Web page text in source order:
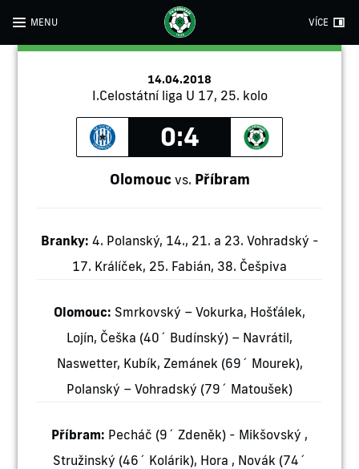
MENU VÍCE
14.04.2018
I.Celostátní liga U 17, 25. kolo
0:4
Olomoucvs. Příbram
Branky: 4. Polanský, 14., 21. a 23. Vohradský -
17. Králíček, 25. Fabián, 38. Češpiva
Olomouc: Smrkovský – Vokurka, Hošťálek,
Lojín, Češka (40´ Budínský) – Navrátil,
Naswetter, Kubík, Zemánek (69´ Mourek),
Polanský – Vohradský (79´ Matoušek)
Příbram: Pecháč (9´ Zdeněk) - Mikšovský ,
Stružinský (46´ Kolárik), Hora , Novák (74´